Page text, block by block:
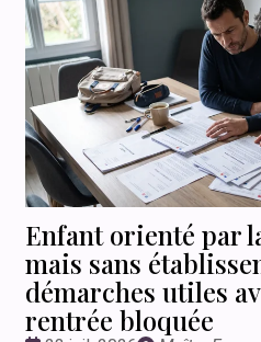
Enfant orienté par
mais sans
démarches utiles
rentrée bloquée